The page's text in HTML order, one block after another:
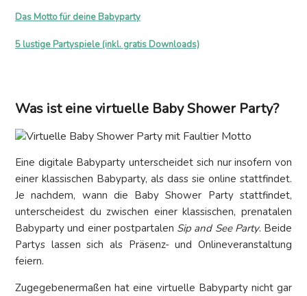
Das Motto für deine Babyparty
5 lustige Partyspiele (inkl. gratis Downloads)
Was ist eine virtuelle Baby Shower Party?
Eine digitale Babyparty unterscheidet sich nur insofern von
einer klassischen Babyparty, als dass sie online stattfindet.
Je nachdem, wann die Baby Shower Party stattfindet,
unterscheidest du zwischen einer klassischen, prenatalen
Babyparty und einer postpartalen Sip and See Party. Beide
Partys lassen sich als Präsenz- und Onlineveranstaltung
feiern.
Zugegebenermaßen hat eine virtuelle Babyparty nicht gar